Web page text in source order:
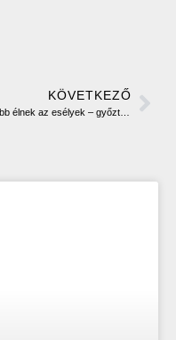
KÖVETKEZŐ
Tovább élnek az esélyek – győztünk a BEAC otthonában